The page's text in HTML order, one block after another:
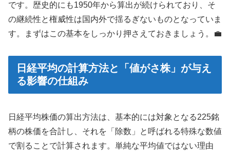
です。歴史的にも1950年から算出が続けられており、そ
の継続性と権威性は国内外で揺るぎないものとなっていま
す。まずはこの基本をしっかり押さえておきましょう。💼
日経平均の計算方法と「値がさ株」が与え
る影響の仕組み
日経平均株価の算出方法は、基本的には対象となる225銘
柄の株価を合計し、それを「除数」と呼ばれる特殊な数値
で割ることで計算されます。単純な平均値ではない理由